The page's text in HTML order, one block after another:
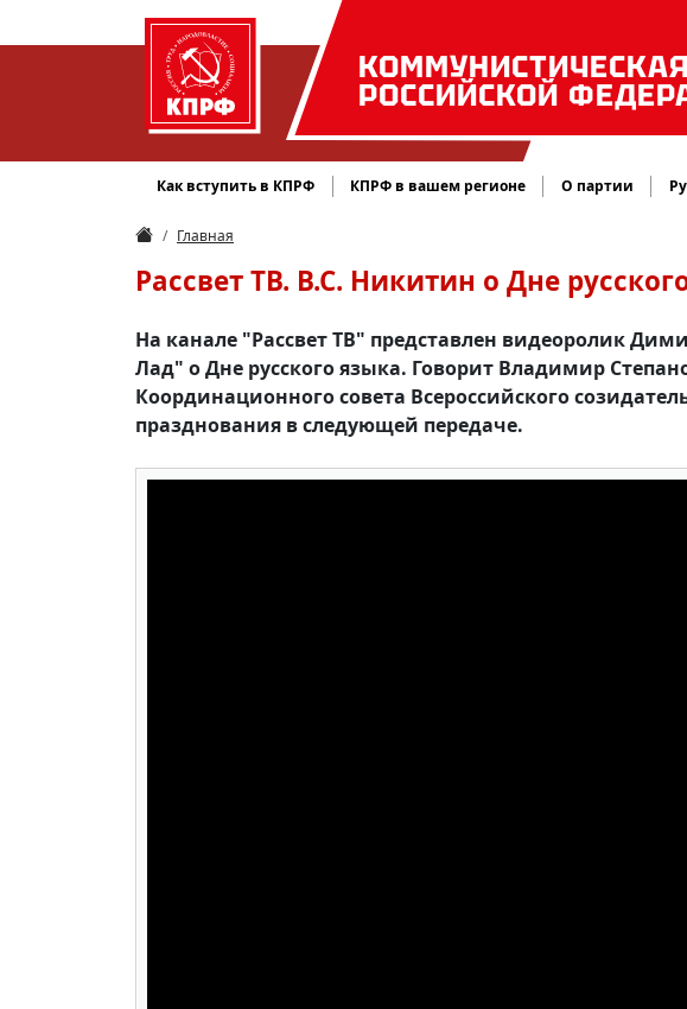
РОССИЙСКОЙ
Как вступить в КПРФ КПРФ в вашем регионе О партии
Главная
Рассвет ТВ. В.С. Никитин о Дне
На канале "Рассвет ТВ" представлен видеоролик
Лад" о Дне русского языка. Говорит Владимир
Координационного совета Всероссийского
празднования в следующей передаче.